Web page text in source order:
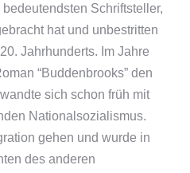
Schriftsteller,
hat und unbestritten
Jahrhunderts. Im Jahre
“Buddenbrooks” den
sich schon früh mit
Nationalsozialismus.
gehen und wurde in
des anderen